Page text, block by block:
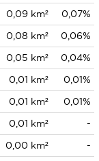
0,09 km²
0,07%
0,08 km²
0,06%
0,05 km²
0,04%
0,01 km²
0,01%
0,01 km²
0,01%
0,01 km²
-
0,00 km² -